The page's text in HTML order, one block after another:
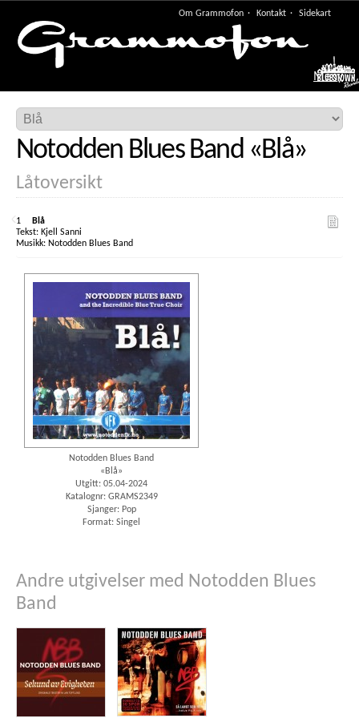
Om Grammofon Kontakt Sidekart
Meny
Notodden Blues Band«Blå»
Låtoversikt
1
Blå
Kjell Sanni
Notodden Blues Band
Notodden Blues Band
«Blå»
Utgitt: 05.04-2024
Katalognr: GRAMS2349
Sjanger: Pop
Format: Singel
Andre utgivelser med Notodden Blues
Band